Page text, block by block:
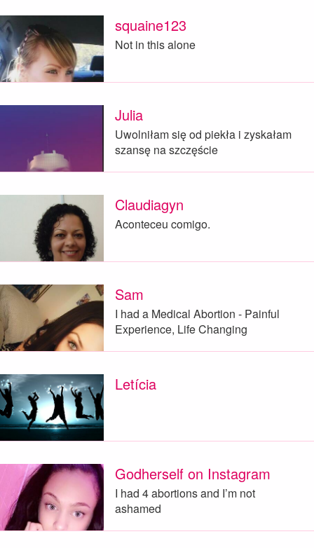
squaine123
Not in this alone
Julia
Uwolniłam się od piekła i zyskałam
szansę na szczęście
Claudiagyn
Aconteceu comigo.
Sam
I had a Medical Abortion - Painful
Experience, Life Changing
Letícia
Godherself on Instagram
I had 4 abortions and I’m not
ashamed